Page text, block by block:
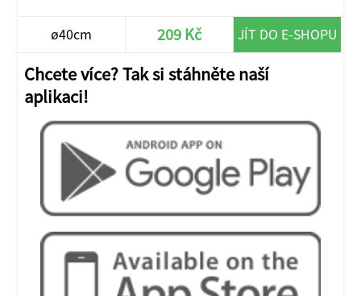
ø40cm 209 Kč JÍT DO E-SHOPU
Chcete více? Tak si stáhněte naší
aplikaci!